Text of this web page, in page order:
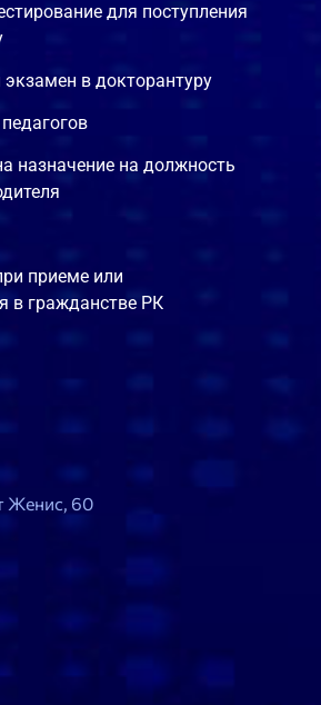
для поступления
экзамен в докторантуру
назначение на должность
приеме или
в гражданстве РК
Женис, 60